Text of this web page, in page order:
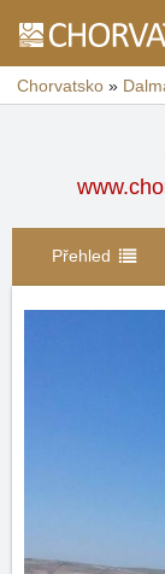
Chorvatsko »
Přehled